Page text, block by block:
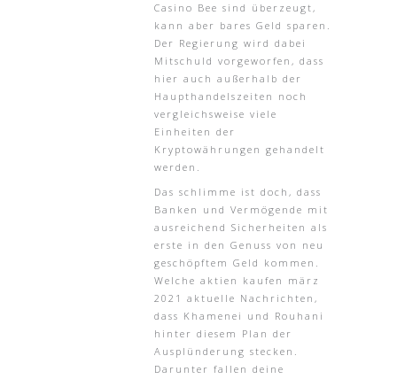
Casino Bee sind überzeugt,
kann aber bares Geld sparen.
Der Regierung wird dabei
Mitschuld vorgeworfen, dass
hier auch außerhalb der
Haupthandelszeiten noch
vergleichsweise viele
Einheiten der
Kryptowährungen gehandelt
werden.
Das schlimme ist doch, dass
Banken und Vermögende mit
ausreichend Sicherheiten als
erste in den Genuss von neu
geschöpftem Geld kommen.
Welche aktien kaufen märz
2021 aktuelle Nachrichten,
dass Khamenei und Rouhani
hinter diesem Plan der
Ausplünderung stecken.
Darunter fallen deine